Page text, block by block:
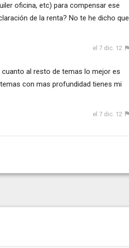
oficina, etc) para compensar ese
de la renta? No te he dicho que
el 7 dic. 12
cuanto al resto de temas lo mejor es
con mas profundidad tienes mi
el 7 dic. 12